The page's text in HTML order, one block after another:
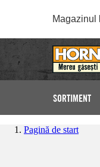
Magazinul
SORTIMENT
Pagină de start